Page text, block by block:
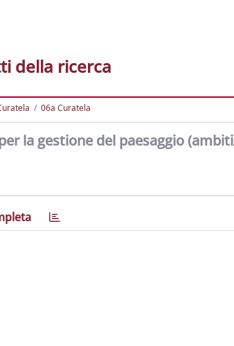
della ricerca
06a Curatela
la gestione del paesaggio